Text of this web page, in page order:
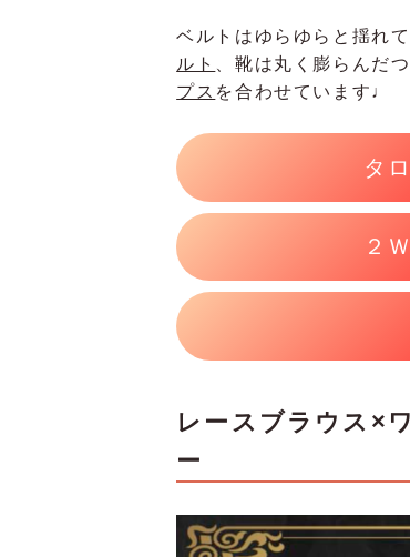
ベルトはゆらゆらと揺れ
ルト
、靴は丸く膨らんだ
プス を合わせています♩
タ
２
レースブラウス×
ー